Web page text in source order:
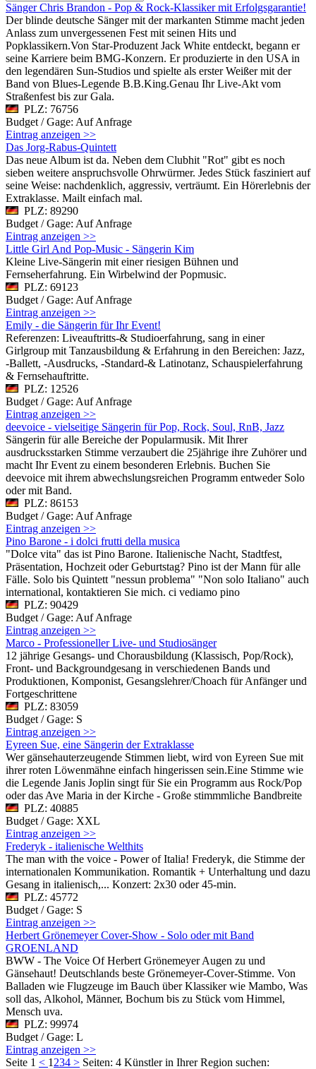
Sänger Chris Brandon - Pop & Rock-Klassiker mit Erfolgsgarantie!
Der blinde deutsche Sänger mit der markanten Stimme macht jeden
Anlass zum unvergessenen Fest mit seinen Hits und
Popklassikern.Von Star-Produzent Jack White entdeckt, begann er
seine Karriere beim BMG-Konzern. Er produzierte in den USA in
den legendären Sun-Studios und spielte als erster Weißer mit der
Band von Blues-Legende B.B.King.Genau Ihr Live-Akt vom
Straßenfest bis zur Gala.
PLZ: 76756
Budget / Gage: Auf Anfrage
Eintrag anzeigen >>
Das Jorg-Rabus-Quintett
Das neue Album ist da. Neben dem Clubhit "Rot" gibt es noch
sieben weitere anspruchsvolle Ohrwürmer. Jedes Stück fasziniert auf
seine Weise: nachdenklich, aggressiv, verträumt. Ein Hörerlebnis der
Extraklasse. Mailt einfach mal.
PLZ: 89290
Budget / Gage: Auf Anfrage
Eintrag anzeigen >>
Little Girl And Pop-Music - Sängerin Kim
Kleine Live-Sängerin mit einer riesigen Bühnen und
Fernseherfahrung. Ein Wirbelwind der Popmusic.
PLZ: 69123
Budget / Gage: Auf Anfrage
Eintrag anzeigen >>
Emily - die Sängerin für Ihr Event!
Referenzen: Liveauftritts-& Studioerfahrung, sang in einer
Girlgroup mit Tanzausbildung & Erfahrung in den Bereichen: Jazz,
-Ballett, -Ausdrucks, -Standard-& Latinotanz, Schauspielerfahrung
& Fernsehauftritte.
PLZ: 12526
Budget / Gage: Auf Anfrage
Eintrag anzeigen >>
deevoice - vielseitige Sängerin für Pop, Rock, Soul, RnB, Jazz
Sängerin für alle Bereiche der Popularmusik. Mit Ihrer
ausdrucksstarken Stimme verzaubert die 25jährige ihre Zuhörer und
macht Ihr Event zu einem besonderen Erlebnis. Buchen Sie
deevoice mit ihrem abwechslungsreichen Programm entweder Solo
oder mit Band.
PLZ: 86153
Budget / Gage: Auf Anfrage
Eintrag anzeigen >>
Pino Barone - i dolci frutti della musica
"Dolce vita" das ist Pino Barone. Italienische Nacht, Stadtfest,
Präsentation, Hochzeit oder Geburtstag? Pino ist der Mann für alle
Fälle. Solo bis Quintett "nessun problema" "Non solo Italiano" auch
international, kontaktieren Sie mich. ci vediamo pino
PLZ: 90429
Budget / Gage: Auf Anfrage
Eintrag anzeigen >>
Marco - Professioneller Live- und Studiosänger
12 jährige Gesangs- und Chorausbildung (Klassisch, Pop/Rock),
Front- und Backgroundgesang in verschiedenen Bands und
Produktionen, Komponist, Gesangslehrer/Choach für Anfänger und
Fortgeschrittene
PLZ: 83059
Budget / Gage: S
Eintrag anzeigen >>
Eyreen Sue, eine Sängerin der Extraklasse
Wer gänsehauterzeugende Stimmen liebt, wird von Eyreen Sue mit
ihrer roten Löwenmähne einfach hingerissen sein.Eine Stimme wie
die Legende Janis Joplin singt für Sie ein Programm aus Rock/Pop
oder das Ave Maria in der Kirche - Große stimmmliche Bandbreite
PLZ: 40885
Budget / Gage: XXL
Eintrag anzeigen >>
Frederyk - italienische Welthits
The man with the voice - Power of Italia! Frederyk, die Stimme der
internationalen Kommunikation. Romantik + Unterhaltung und dazu
Gesang in italienisch,... Konzert: 2x30 oder 45-min.
PLZ: 45772
Budget / Gage: S
Eintrag anzeigen >>
Herbert Grönemeyer Cover-Show - Solo oder mit Band
GROENLAND
BWW - The Voice Of Herbert Grönemeyer Augen zu und
Gänsehaut! Deutschlands beste Grönemeyer-Cover-Stimme. Von
Balladen wie Flugzeuge im Bauch über Klassiker wie Mambo, Was
soll das, Alkohol, Männer, Bochum bis zu Stück vom Himmel,
Mensch uva.
PLZ: 99974
Budget / Gage: L
Eintrag anzeigen >>
Seite 1 < 1 234 > Seiten: 4 Künstler in Ihrer Region suchen: